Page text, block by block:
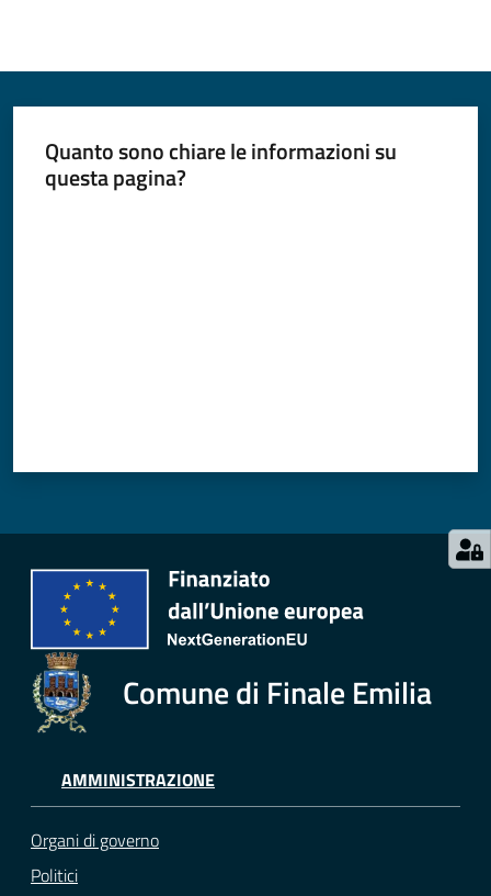
Quanto sono chiare le informazioni su
questa pagina?
Comune di Finale Emilia
AMMINISTRAZIONE
Organi di governo
Politici